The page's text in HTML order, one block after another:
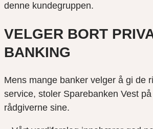
denne kundegruppen.
VELGER BORT P
BANKING
Mens mange banker velger å gi de
service, stoler Sparebanken Vest
rådgiverne sine.